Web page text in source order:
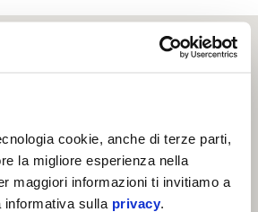
cookie, anche di terze parti,
la migliore esperienza nella
maggiori informazioni ti invitiamo a
informativa sulla privacy.